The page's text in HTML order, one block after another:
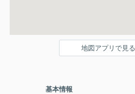
地図アプリで見る
基本情報